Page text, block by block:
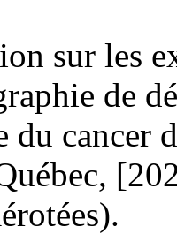
sur les
de
du cancer